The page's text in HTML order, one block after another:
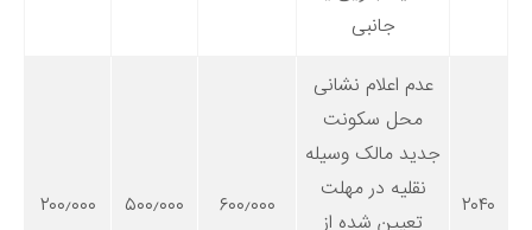
جانبی
۲۰۴۰
عدم اعلام نشانی
محل سکونت
جدید مالک وسیله
نقلیه در مهلت
۶۰۰٫۰۰۰ ۵۰۰٫۰۰۰ ۲۰۰٫۰۰۰